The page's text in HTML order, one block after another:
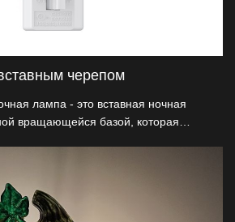
черепом
лампа - это вставная ночная
вращающейся базой, которая
Когда наступает ночь, ночной
при недостаточном